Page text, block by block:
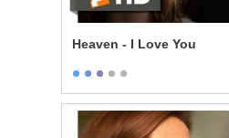
Heaven - I Love You